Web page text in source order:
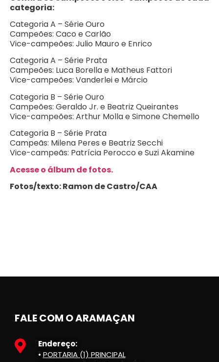
categoria:
Categoria A – Série Ouro
Campeões: Caco e Carlão
Vice-campeões: Julio Mauro e Enrico
Categoria A – Série Prata
Campeões: Luca Borella e Matheus Fattori
Vice-campeões: Vanderlei e Márcio
Categoria B – Série Ouro
Campeões: Geraldo Jr. e Beatriz Queirantes
Vice-campeões: Arthur Molla e Simone Chemello
Categoria B – Série Prata
Campeãs: Milena Peres e Beatriz Secchi
Vice-campeãs: Patrícia Perocco e Suzi Akamine
Acesse o álbum de fotos.
Fotos/texto: Ramon de Castro/CAA
FALE COM O ARAMAÇAN
Endereço:
• PORTARIA (1) PRINCIPAL